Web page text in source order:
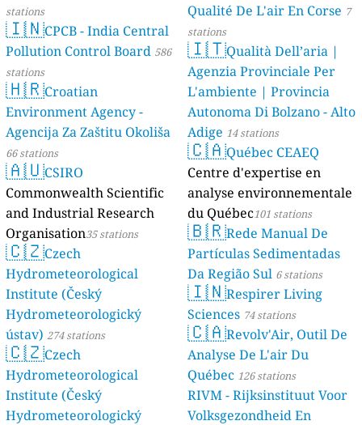
stations
🇮🇳CPCB - India Central
Pollution Control Board 586
stations
🇭🇷Croatian
Environment Agency -
Agencija Za Zaštitu Okoliša
66 stations
🇦🇺CSIRO
Commonwealth Scientific
and Industrial Research
Organisation35 stations
🇨🇿Czech
Hydrometeorological
Institute (Český
Hydrometeorologický
ústav) 274 stations
🇨🇿Czech
Hydrometeorological
Institute (Český
Hydrometeorologický
Qualité De L'air En Corse 7
stations
🇮🇹Qualità Dell’aria |
Agenzia Provinciale Per
L'ambiente | Provincia
Autonoma Di Bolzano - Alto
Adige 14 stations
🇨🇦Québec CEAEQ
Centre d'expertise en
analyse environnementale
du Québec101 stations
🇧🇷Rede Manual De
Partículas Sedimentadas
Da Região Sul 6 stations
🇮🇳Respirer Living
Sciences 74 stations
🇨🇦Revolv'Air, Outil De
Analyse De L'air Du
Québec 126 stations
RIVM - Rijksinstituut Voor
Volksgezondheid En